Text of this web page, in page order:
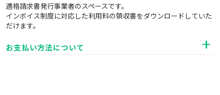
適格請求書発行事業者のスペースです。
インボイス制度に対応した利用料の領収書をダウンロードしていた
だけます。
お支払い方法について